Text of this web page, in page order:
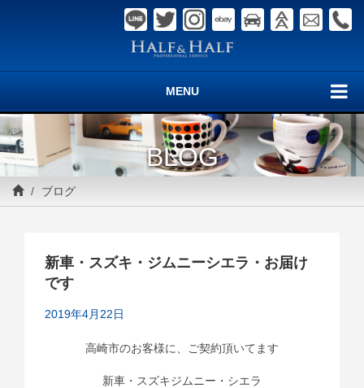
MENU
BLOG
ブログ
新車・スズキ・ジムニーシエラ・お届け
です
2019年4月22日
高崎市のお客様に、ご契約頂いてます
新車・スズキジムニー・シエラ